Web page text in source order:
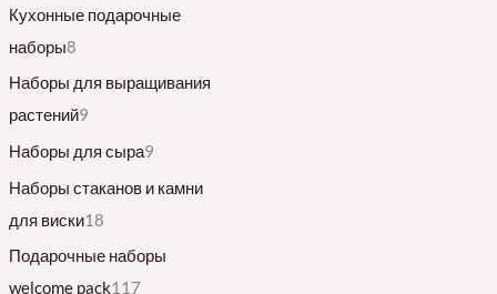
Кухонные подарочные
наборы8
Наборы для выращивания
растений9
Наборы для сыра9
Наборы стаканов и камни
для виски18
Подарочные наборы
welcome pack117